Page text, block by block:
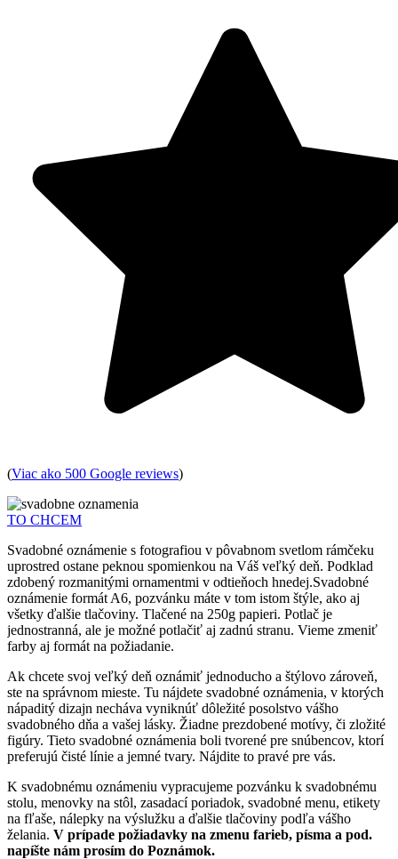
(Viac ako 500 Google reviews)
TO CHCEM
Svadobné oznámenie s fotografiou v pôvabnom svetlom rámčeku
uprostred ostane peknou spomienkou na Váš veľký deň. Podklad
zdobený rozmanitými ornamentmi v odtieňoch hnedej.Svadobné
oznámenie formát A6, pozvánku máte v tom istom štýle, ako aj
všetky ďalšie tlačoviny. Tlačené na 250g papieri. Potlač je
jednostranná, ale je možné potlačiť aj zadnú stranu. Vieme zmeniť
farby aj formát na požiadanie.
Ak chcete svoj veľký deň oznámiť jednoducho a štýlovo zároveň,
ste na správnom mieste. Tu nájdete svadobné oznámenia, v ktorých
nápaditý dizajn necháva vyniknúť dôležité posolstvo vášho
svadobného dňa a vašej lásky. Žiadne prezdobené motívy, či zložité
figúry. Tieto svadobné oznámenia boli tvorené pre snúbencov, ktorí
preferujú čisté línie a jemné tvary. Nájdite to pravé pre vás.
K svadobnému oznámeniu vypracujeme pozvánku k svadobnému
stolu, menovky na stôl, zasadací poriadok, svadobné menu, etikety
na fľaše, nálepky na výslužku a ďalšie tlačoviny podľa vášho
želania. V prípade požiadavky na zmenu farieb, písma a pod.
napíšte nám prosím do Poznámok.